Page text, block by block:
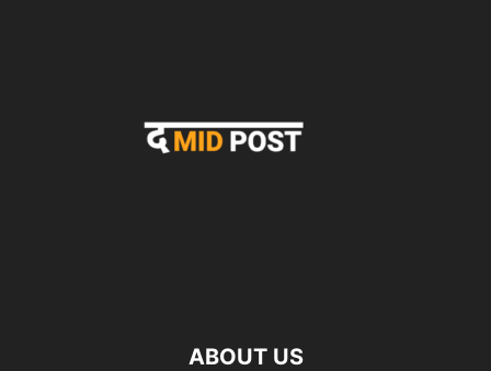
ABOUT US